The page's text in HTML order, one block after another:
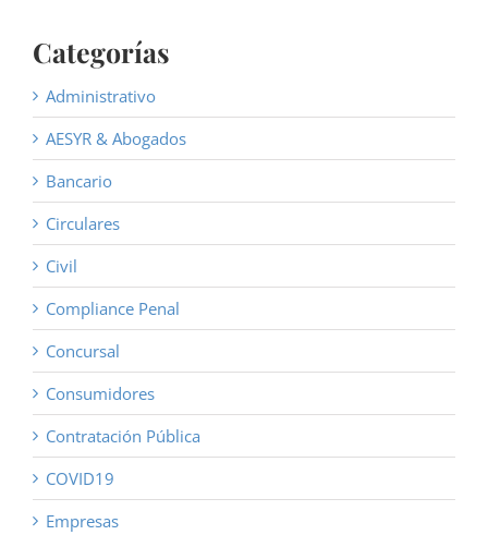
Categorías
Administrativo
AESYR & Abogados
Bancario
Circulares
Civil
Compliance Penal
Concursal
Consumidores
Contratación Pública
COVID19
Empresas